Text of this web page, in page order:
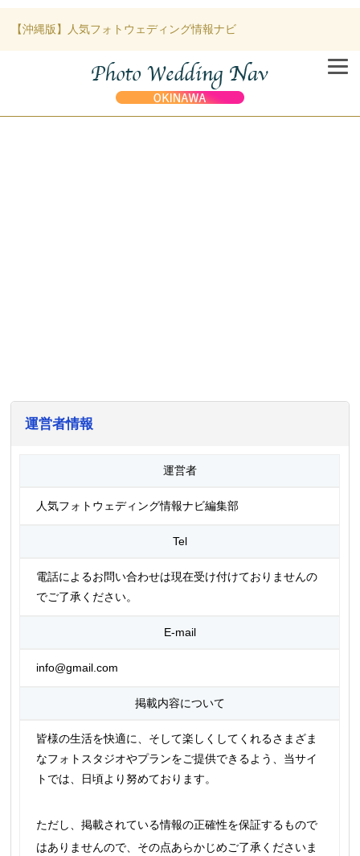
【沖縄版】人気フォトウェディング情報ナビ
運営者情報
運営者
人気フォトウェディング情報ナビ編集部
Tel
電話によるお問い合わせは現在受け付けておりませんの
でご了承ください。
E-mail
info@gmail.com
掲載内容について
皆様の生活を快適に、そして楽しくしてくれるさまざま
なフォトスタジオやプランをご提供できるよう、当サイ
トでは、日頃より努めております。
ただし、掲載されている情報の正確性を保証するもので
はありませんので、その点あらかじめご了承くださいま